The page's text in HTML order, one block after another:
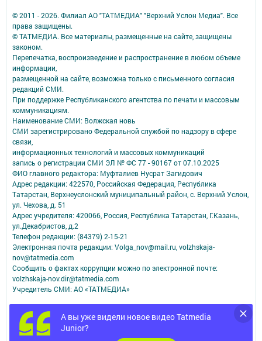
А вы уже видели новое видео Tatmedia
Junior?
© 2011 - 2026. Филиал АО "ТАТМЕДИА" "Верхний Услон Медиа". Все
права защищены.
© ТАТМЕДИА. Все материалы, размещенные на сайте, защищены
законом.
Перепечатка, воспроизведение и распространение в любом объеме
информации,
размещенной на сайте, возможна только с письменного согласия
редакций СМИ.
При поддержке Республиканского агентства по печати и массовым
коммуникациям.
Наименование СМИ: Волжская новь
СМИ зарегистрировано Федеральной службой по надзору в сфере
связи,
информационных технологий и массовых коммуникаций
запись о регистрации СМИ ЭЛ № ФС 77 - 90167 от 07.10.2025
ФИО главного редактора: Муфталиев Нусрат Загидович
Адрес редакции: 422570, Российская Федерация, Республика
Татарстан, Верхнеуслонский муниципальный район, с. Верхний Услон,
ул. Чехова, д. 51
Адрес учредителя: 420066, Россия, Республика Татарстан, Г.Казань,
ул.Декабристов, д.2
Телефон редакции: (84379) 2-15-21
Электронная почта редакции: Volga_nov@mail.ru, volzhskaja-
nov@tatmedia.com
Сообщить о фактах коррупции можно по электронной почте:
volzhskaja-nov.dir@tatmedia.com
Учредитель СМИ: АО «ТАТМЕДИА»
Антикоррупционная политика
АО «ТАТМЕДИА» использует «cookie»для персонализации сервисов и
удобства пользователей сайтом.